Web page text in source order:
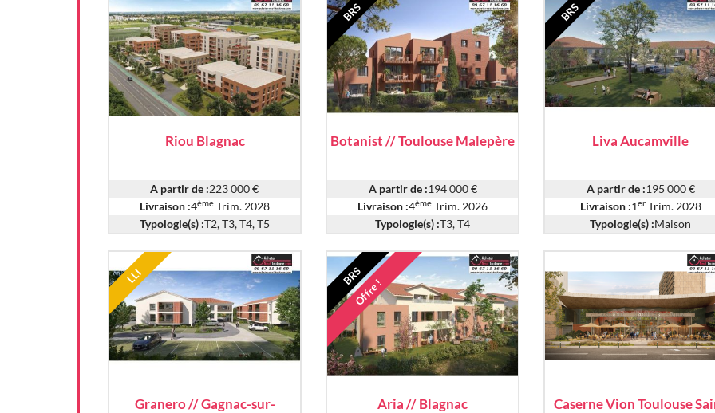
Riou Blagnac
A partir de :223 000 €
Livraison :4ème Trim. 2028
Typologie(s) :T2, T3, T4, T5
BRS
Botanist // Toulouse Malepère
A partir de :194 000 €
Livraison :4ème Trim. 2026
Typologie(s) :T3, T4
BRS
Liva Aucamville
A partir de :195 000 €
Livraison :1erTrim. 2028
Typologie(s) :Maison
LLI
Granero // Gagnac-sur-
BRS
Offre !
Aria // Blagnac
Caserne Vion Toulouse